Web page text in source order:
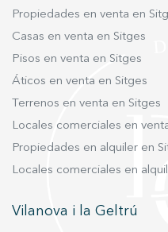
para inversores que
Una oportunidad
cualquier proyecto en
de Barcelona.
Propiedades en venta en
Casas en venta en Sitges
Pisos en venta en Sitges
Áticos en venta en Sitges
Terrenos en venta en Sitges
Locales comerciales en
Propiedades en alquiler en
Locales comerciales en
Vilanova i la Geltrú